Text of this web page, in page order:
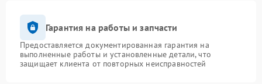
Гарантия на работы и запчасти
Предоставляется документированная гарантия на
выполненные работы и установленные детали, что
защищает клиента от повторных неисправностей